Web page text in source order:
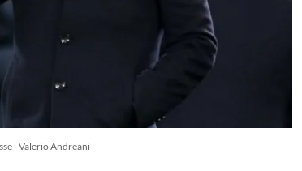
- Valerio Andreani